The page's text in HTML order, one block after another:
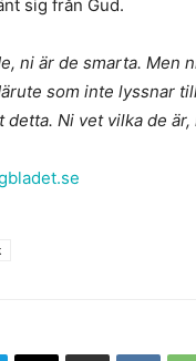
sig från Gud.
ni är de smarta. Men
som inte lyssnar
detta. Ni vet vilka de är,